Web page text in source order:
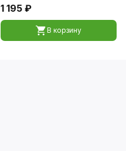
1 195 ₽
В корзину